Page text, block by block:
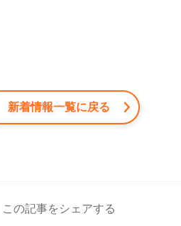
新着情報一覧に戻る
この記事をシェアする